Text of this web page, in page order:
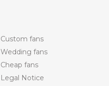
Custom fans
Wedding fans
Cheap fans
Legal Notice